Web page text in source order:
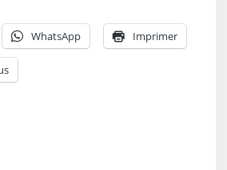
WhatsApp Imprimer